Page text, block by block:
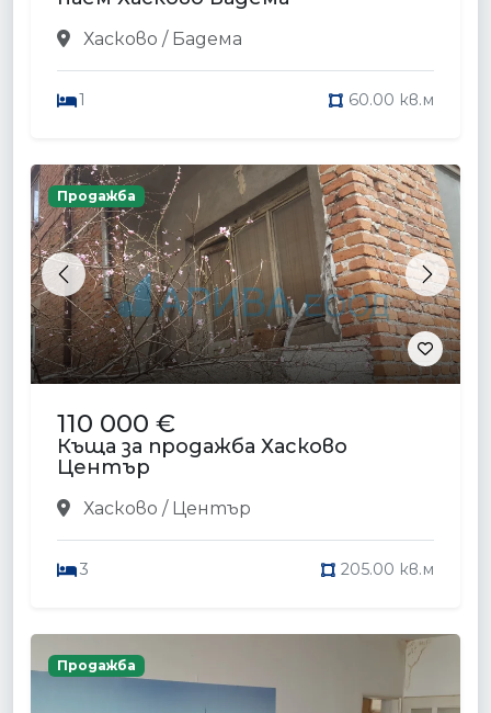
Хасково / Бадема
1 60.00 кв.м
Previous Next
Продажба
110 000 €
Къща за продажба Хасково
Център
Хасково / Център
3 205.00 кв.м
Продажба